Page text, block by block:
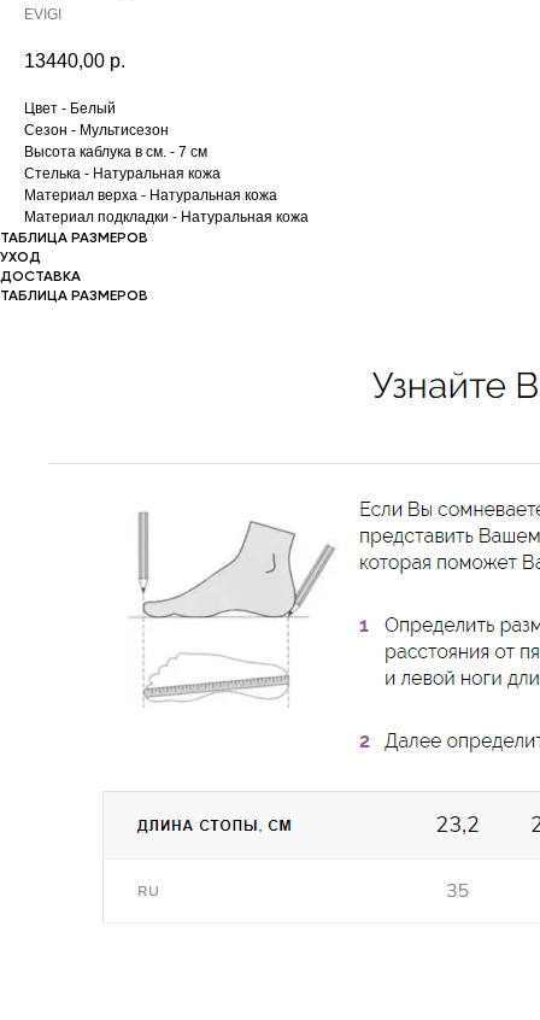
EVIGI
13440,00 р.
Цвет - Белый
Сезон - Мультисезон
Высота каблука в см. - 7 см
Стелька - Натуральная кожа
Материал верха - Натуральная кожа
Материал подкладки - Натуральная кожа
ТАБЛИЦА РАЗМЕРОВ
УХОД
ДОСТАВКА
ТАБЛИЦА РАЗМЕРОВ